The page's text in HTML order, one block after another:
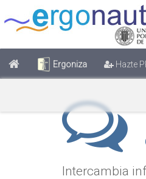
Ergoniza Hazte
Intercambia